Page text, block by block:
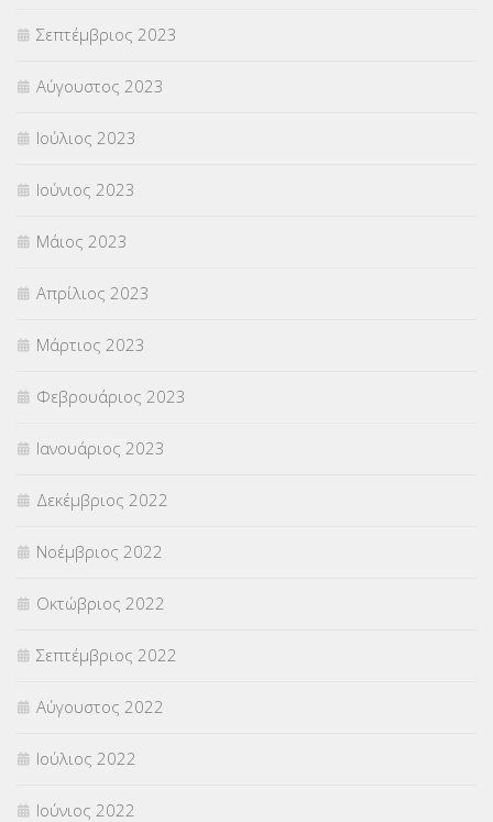
Σεπτέμβριος 2023
Αύγουστος 2023
Ιούλιος 2023
Ιούνιος 2023
Μάιος 2023
Απρίλιος 2023
Μάρτιος 2023
Φεβρουάριος 2023
Ιανουάριος 2023
Δεκέμβριος 2022
Νοέμβριος 2022
Οκτώβριος 2022
Σεπτέμβριος 2022
Αύγουστος 2022
Ιούλιος 2022
Ιούνιος 2022